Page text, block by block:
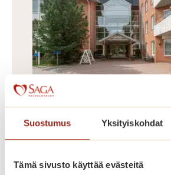
Suostumus Yksityiskohdat
Tämä sivusto käyttää evästeitä
Dosentinrinne
Vuonna 2009 valmistunut
laajennusosa, jossa on 58